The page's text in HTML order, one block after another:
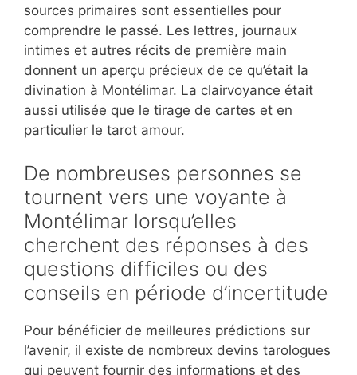
sources primaires sont essentielles pour
comprendre le passé. Les lettres, journaux
intimes et autres récits de première main
donnent un aperçu précieux de ce qu’était la
divination à Montélimar. La clairvoyance était
aussi utilisée que le tirage de cartes et en
particulier le tarot amour.
De nombreuses personnes se
tournent vers une voyante à
Montélimar lorsqu’elles
cherchent des réponses à des
questions difficiles ou des
conseils en période d’incertitude
Pour bénéficier de meilleures prédictions sur
l’avenir, il existe de nombreux devins tarologues
qui peuvent fournir des informations et des